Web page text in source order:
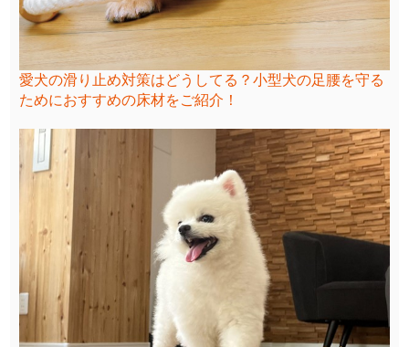
愛犬の滑り止め対策はどうしてる？小型犬の足腰を守る
ためにおすすめの床材をご紹介！